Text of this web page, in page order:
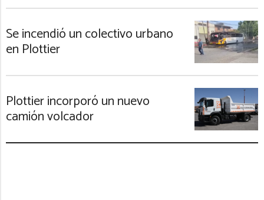
Se incendió un colectivo urbano
en Plottier
Plottier incorporó un nuevo
camión volcador